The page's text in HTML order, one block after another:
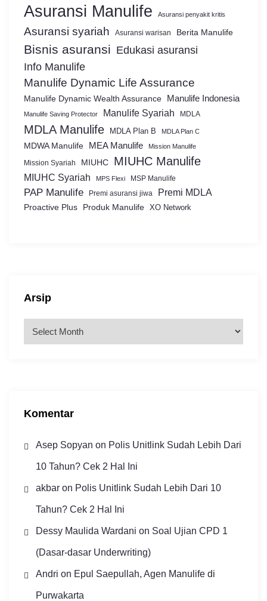
Asuransi Manulife Asuransi penyakit kritis
Asuransi syariah Asuransi warisan Berita Manulife
Bisnis asuransi Edukasi asuransi
Info Manulife
Manulife Dynamic Life Assurance
Manulife Dynamic Wealth Assurance Manulife Indonesia
Manulife Saving Protector Manulife Syariah MDLA
MDLA Manulife MDLA Plan B MDLA Plan C
MDWA Manulife MEA Manulife Mission Manulife
Mission Syariah MIUHC MIUHC Manulife
MIUHC Syariah MPS Flexi MSP Manulife
PAP Manulife Premi asuransi jiwa Premi MDLA
Proactive Plus Produk Manulife XO Network
Arsip
Komentar
Asep Sopyan on Polis Unitlink Sudah Lebih Dari
10 Tahun? Cek 2 Hal Ini
akbaron Polis Unitlink Sudah Lebih Dari 10
Tahun? Cek 2 Hal Ini
Dessy Maulida Wardani on Soal Ujian CPD 1
(Dasar-dasar Underwriting)
Andri on Epul Saepullah, Agen Manulife di
Purwakarta